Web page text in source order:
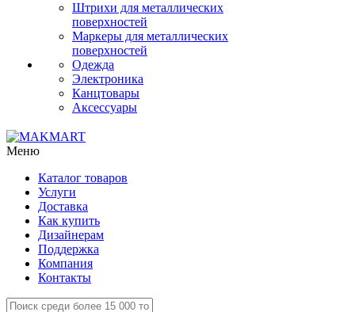
Штрихи для металлических
поверхностей
Маркеры для металлических
поверхностей
Одежда
Электроника
Канцтовары
Аксессуары
Меню
Каталог товаров
Услуги
Доставка
Как купить
Дизайнерам
Поддержка
Компания
Контакты